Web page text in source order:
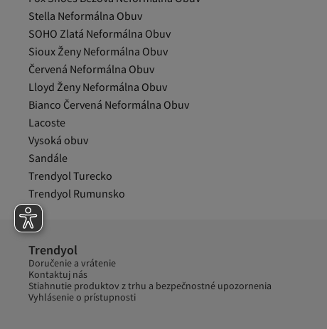
Stella Neformálna Obuv
SOHO Zlatá Neformálna Obuv
Sioux Ženy Neformálna Obuv
Červená Neformálna Obuv
Lloyd Ženy Neformálna Obuv
Bianco Červená Neformálna Obuv
Lacoste
Vysoká obuv
Sandále
Trendyol Turecko
Trendyol Rumunsko
Trendyol
Doručenie a vrátenie
Kontaktuj nás
Stiahnutie produktov z trhu a bezpečnostné upozornenia
Vyhlásenie o prístupnosti